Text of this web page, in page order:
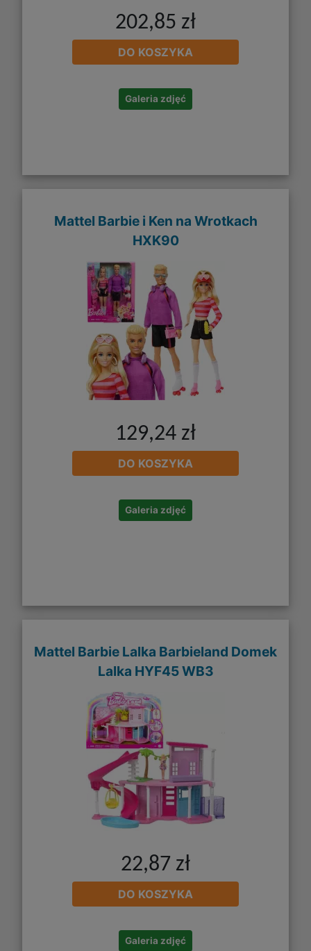
202,85 zł
DO KOSZYKA
Galeria zdjęć
Mattel Barbie i Ken na Wrotkach
HXK90
129,24 zł
DO KOSZYKA
Galeria zdjęć
Mattel Barbie Lalka Barbieland Domek
Lalka HYF45 WB3
22,87 zł
DO KOSZYKA
Galeria zdjęć